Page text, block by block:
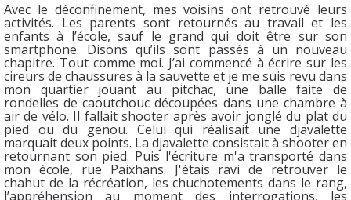
Avec le déconfinement, mes voisins ont retrouvé leurs
activités. Les parents sont retournés au travail et les
enfants à l’école, sauf le grand qui doit être sur son
smartphone. Disons qu’ils sont passés à un nouveau
chapitre. Tout comme moi. J’ai commencé à écrire sur les
cireurs de chaussures à la sauvette et je me suis revu dans
mon quartier jouant au pitchac, une balle faite de
rondelles de caoutchouc découpées dans une chambre à
air de vélo. Il fallait shooter après avoir jonglé du plat du
pied ou du genou. Celui qui réalisait une djavalette
marquait deux points. La djavalette consistait à shooter en
retournant son pied. Puis l'écriture m'a transporté dans
mon école, rue Paixhans. J'étais ravi de retrouver le
chahut de la récréation, les chuchotements dans le rang,
l’appréhension au moment des interrogations, les